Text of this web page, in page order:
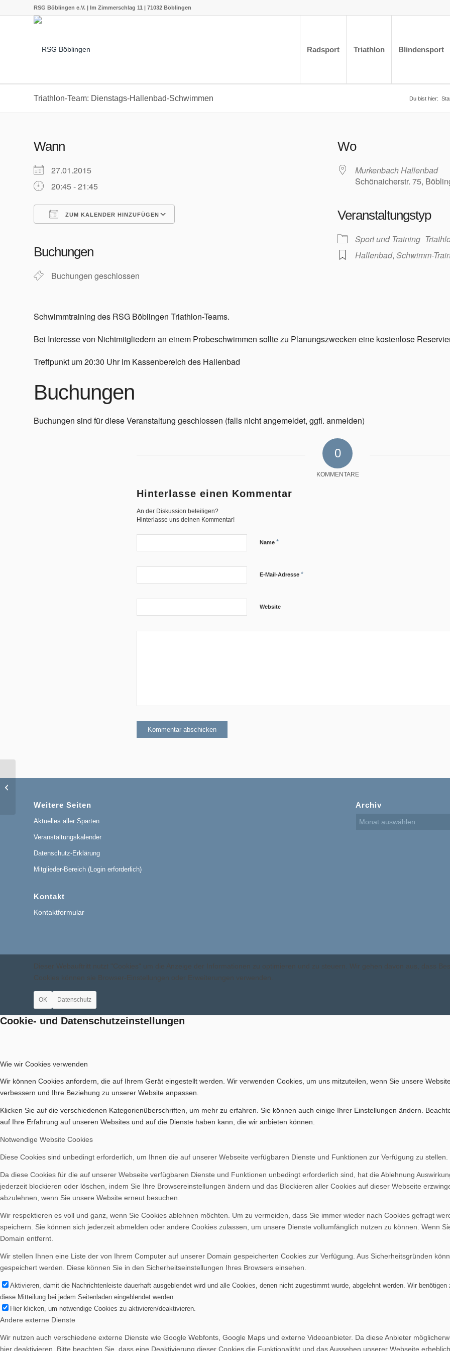
RSG Böblingen e.V. | Im Zimmerschlag 11 | 71032 Böblingen
Radsport Triathlon Blindensport
Triathlon-Team: Dienstags-Hallenbad-Schwimmen Du bist hier:
Wann
27.01.2015
20:45 - 21:45
ZUM KALENDER HINZUFÜGEN
Buchungen
Buchungen geschlossen
Wo
Murkenbach Hallenbad
Schönaicherstr. 75,
Veranstaltungstyp
Sport und Training
Hallenbad, Schwimm-
Schwimmtraining des RSG Böblingen Triathlon-Teams.
Bei Interesse von Nichtmitgliedern an einem Probeschwimmen sollte zu Planungszwecken eine kostenlose
Treffpunkt um 20:30 Uhr im Kassenbereich des Hallenbad
Buchungen
Buchungen sind für diese Veranstaltung geschlossen (falls nicht angemeldet, ggfl. anmelden)
0
KOMMENTARE
Hinterlasse einen Kommentar
An der Diskussion beteiligen?
Hinterlasse uns deinen Kommentar!
Name *
E-Mail-Adresse *
Website
Weitere Seiten
Aktuelles aller Sparten
Veranstaltungskalender
Datenschutz-Erklärung
Mitglieder-Bereich (Login erforderlich)
Kontakt
Kontaktformular
Archiv
Dieser Webauftritt nutzt "Cookies" um die Anzeige der Informationen zu optimieren und zu steuern. Wir gehen davon aus, dass
Cookies können sie Browser-Einstellungen oder Erweiterungen verwenden.
OK Datenschutz
Cookie- und Datenschutzeinstellungen
Wie wir Cookies verwenden
Wir können Cookies anfordern, die auf Ihrem Gerät eingestellt werden. Wir verwenden Cookies, um uns mitzuteilen, wenn Sie unsere
verbessern und Ihre Beziehung zu unserer Website anpassen.
Klicken Sie auf die verschiedenen Kategorienüberschriften, um mehr zu erfahren. Sie können auch einige Ihrer Einstellungen ändern.
auf Ihre Erfahrung auf unseren Websites und auf die Dienste haben kann, die wir anbieten können.
Notwendige Website Cookies
Diese Cookies sind unbedingt erforderlich, um Ihnen die auf unserer Webseite verfügbaren Dienste und Funktionen zur Verfügung zu stellen.
Da diese Cookies für die auf unserer Webseite verfügbaren Dienste und Funktionen unbedingt erforderlich sind, hat die Ablehnung
jederzeit blockieren oder löschen, indem Sie Ihre Browsereinstellungen ändern und das Blockieren aller Cookies auf dieser Webseite
abzulehnen, wenn Sie unsere Website erneut besuchen.
Wir respektieren es voll und ganz, wenn Sie Cookies ablehnen möchten. Um zu vermeiden, dass Sie immer wieder nach Cookies gefragt
speichern. Sie können sich jederzeit abmelden oder andere Cookies zulassen, um unsere Dienste vollumfänglich nutzen zu können. Wenn
Domain entfernt.
Wir stellen Ihnen eine Liste der von Ihrem Computer auf unserer Domain gespeicherten Cookies zur Verfügung. Aus Sicherheitsgründen
gespeichert werden. Diese können Sie in den Sicherheitseinstellungen Ihres Browsers einsehen.
Aktivieren, damit die Nachrichtenleiste dauerhaft ausgeblendet wird und alle Cookies, denen nicht zugestimmt wurde, abgelehnt werden. Wir
diese Mitteilung bei jedem Seitenladen eingeblendet werden.
Hier klicken, um notwendige Cookies zu aktivieren/deaktivieren.
Andere externe Dienste
Wir nutzen auch verschiedene externe Dienste wie Google Webfonts, Google Maps und externe Videoanbieter. Da diese Anbieter
hier deaktivieren. Bitte beachten Sie, dass eine Deaktivierung dieser Cookies die Funktionalität und das Aussehen unserer Webseite